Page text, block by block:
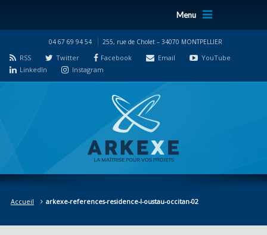
Menu
04 67 69 94 54 255, rue de Cholet – 34070 MONTPELLIER
RSS Twitter Facebook Email
YouTube
LinkedIn
Instagram
Accueil arkexe-references-residence-l-oustau-occitan-02